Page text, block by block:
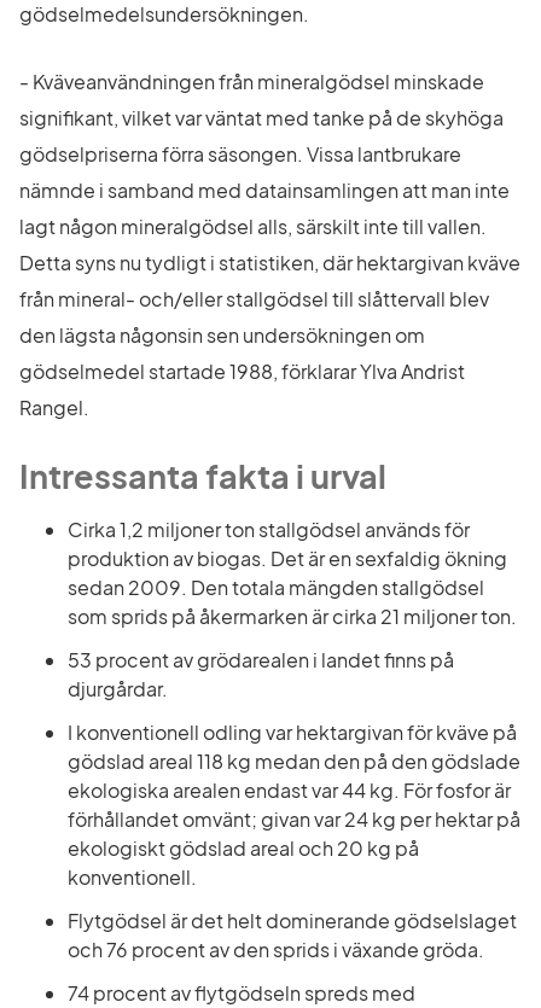
gödselmedelsundersökningen.
- Kväveanvändningen från mineralgödsel minskade
signifikant, vilket var väntat med tanke på de skyhöga
gödselpriserna förra säsongen. Vissa lantbrukare
nämnde i samband med datainsamlingen att man inte
lagt någon mineralgödsel alls, särskilt inte till vallen.
Detta syns nu tydligt i statistiken, där hektargivan kväve
från mineral- och/eller stallgödsel till slåttervall blev
den lägsta någonsin sen undersökningen om
gödselmedel startade 1988, förklarar Ylva Andrist
Rangel.
Intressanta fakta i urval
Cirka 1,2 miljoner ton stallgödsel används för
produktion av biogas. Det är en sexfaldig ökning
sedan 2009. Den totala mängden stallgödsel
som sprids på åkermarken är cirka 21 miljoner ton.
53 procent av grödarealen i landet finns på
djurgårdar.
I konventionell odling var hektargivan för kväve på
gödslad areal 118 kg medan den på den gödslade
ekologiska arealen endast var 44 kg. För fosfor är
förhållandet omvänt; givan var 24 kg per hektar på
ekologiskt gödslad areal och 20 kg på
konventionell.
Flytgödsel är det helt dominerande gödselslaget
och 76 procent av den sprids i växande gröda.
74 procent av flytgödseln spreds med